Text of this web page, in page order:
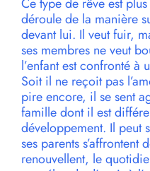
Ce type de rêve est
déroule de la manière
devant lui. Il veut fuir,
ses membres ne veut
l’enfant est confronté
Soit il ne reçoit pas
pire encore, il se sent
famille dont il est
développement. Il peut
ses parents s’affrontent
renouvellent, le